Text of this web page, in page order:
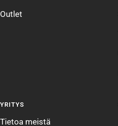
Outlet
YRITYS
Tietoa meistä